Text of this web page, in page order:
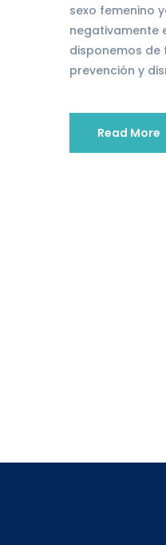
sexo femenino
negativamente
disponemos de
prevención y
Read More